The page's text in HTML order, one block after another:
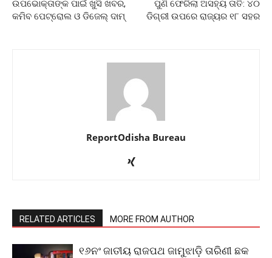
ଉପଭୋକ୍ତାଙ୍କ ପାଇଁ ଖୁସି ଖବର,
କମିବ ପେଟ୍ରୋଲ ଓ ଡିଜେଲ୍‌ ଦାମ୍
ପୁଣି ଫେରିଲା ଅସହ୍ୟ ତାତି: ୪୦
ଡିଗ୍ରୀ ଉପରେ ରାଜ୍ୟର ୧୮ ସହର
ReportOdisha Bureau
RELATED ARTICLES MORE FROM AUTHOR
୧୬ନଂ ଜାତୀୟ ରାଜପଥ ଜାମୁଝାଡ଼ି ତାରିଣୀ ଛକ